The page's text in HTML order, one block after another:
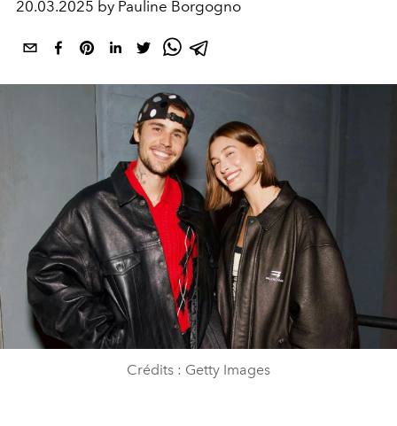
20.03.2025 by Pauline Borgogno
Crédits : Getty Images